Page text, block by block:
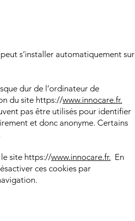
s’installer automatiquement sur
dur de l’ordinateur de
du site https://www.innocare.fr.
pas être utilisés pour identifier
et donc anonyme. Certains
le site https://www.innocare.fr. En
ces cookies par